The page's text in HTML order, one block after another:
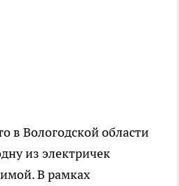
в Вологодской области
из электричек
В рамках